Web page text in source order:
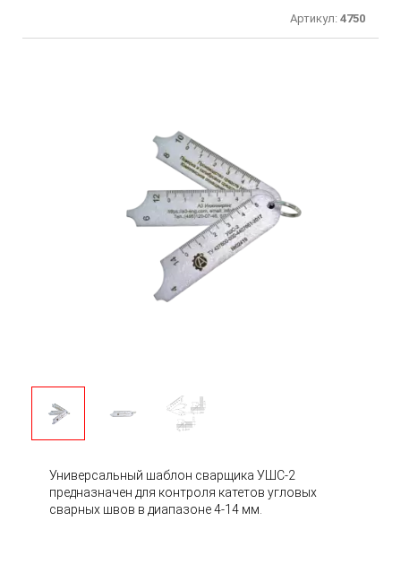
Артикул: 4750
Универсальный шаблон сварщика УШС-2
предназначен для контроля катетов угловых
сварных швов в диапазоне 4-14 мм.